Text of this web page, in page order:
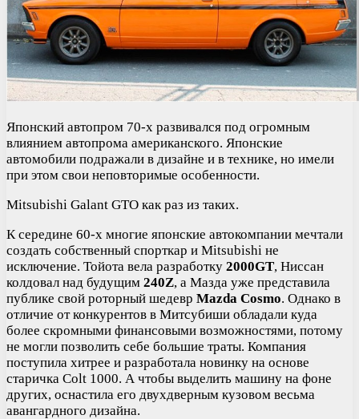
Японский автопром 70-х развивался под огромным
влиянием автопрома американского. Японские
автомобили подражали в дизайне и в технике, но имели
при этом свои неповторимые особенности.
Mitsubishi Galant GTO как раз из таких.
К середине 60-х многие японские автокомпании мечтали
создать собственный спорткар и Mitsubishi не
исключение. Тойота вела разработку 2000GT, Ниссан
колдовал над будущим 240Z, а Мазда уже представила
публике свой роторный шедевр Mazda Cosmo. Однако в
отличие от конкурентов в Митсубиши обладали куда
более скромными финансовыми возможностями, потому
не могли позволить себе большие траты. Компания
поступила хитрее и разработала новинку на основе
старичка Colt 1000. А чтобы выделить машину на фоне
других, оснастила его двухдверным кузовом весьма
авангардного дизайна.